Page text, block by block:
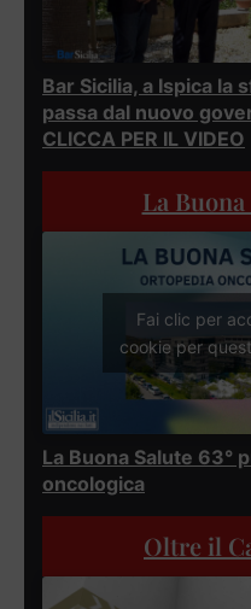
Bar Sicilia, a Ispica la
passa dal nuovo
CLICCA PER IL VIDEO
La
Fai clic per
cookie per
La Buona Salute 63°
oncologica
Oltre il